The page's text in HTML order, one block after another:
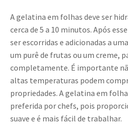
A gelatina em folhas deve ser
cerca de 5 a 10 minutos. Após
ser escorridas e adicionadas a
um purê de frutas ou um creme,
completamente. É importante
altas temperaturas podem
propriedades. A gelatina em
preferida por chefs, pois
suave e é mais fácil de trabalhar.